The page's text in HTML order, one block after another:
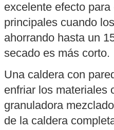
excelente efecto
principales cuando
ahorrando hasta un
secado es más corto.
Una caldera con
enfriar los materiales
granuladora
de la caldera